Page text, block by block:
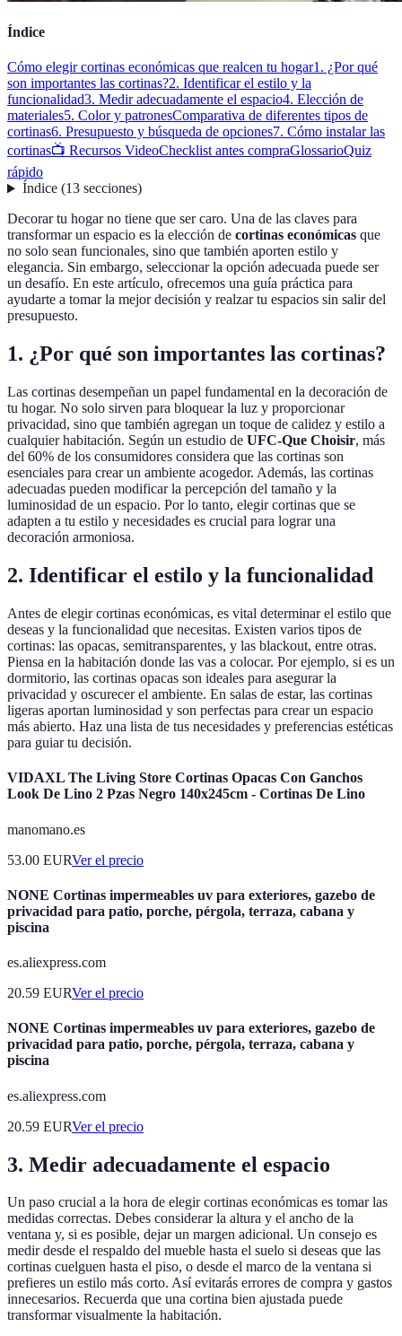
Índice
Cómo elegir cortinas económicas que realcen tu hogar1. ¿Por qué
son importantes las cortinas?2. Identificar el estilo y la
funcionalidad3. Medir adecuadamente el espacio4. Elección de
materiales5. Color y patronesComparativa de diferentes tipos de
cortinas6. Presupuesto y búsqueda de opciones7. Cómo instalar las
cortinas📺 Recursos VideoChecklist antes compraGlossarioQuiz
rápido
Índice(13 secciones)
Decorar tu hogar no tiene que ser caro. Una de las claves para
transformar un espacio es la elección de cortinas económicas que
no solo sean funcionales, sino que también aporten estilo y
elegancia. Sin embargo, seleccionar la opción adecuada puede ser
un desafío. En este artículo, ofrecemos una guía práctica para
ayudarte a tomar la mejor decisión y realzar tu espacios sin salir del
presupuesto.
1. ¿Por qué son importantes las cortinas?
Las cortinas desempeñan un papel fundamental en la decoración de
tu hogar. No solo sirven para bloquear la luz y proporcionar
privacidad, sino que también agregan un toque de calidez y estilo a
cualquier habitación. Según un estudio de UFC-Que Choisir, más
del 60% de los consumidores considera que las cortinas son
esenciales para crear un ambiente acogedor. Además, las cortinas
adecuadas pueden modificar la percepción del tamaño y la
luminosidad de un espacio. Por lo tanto, elegir cortinas que se
adapten a tu estilo y necesidades es crucial para lograr una
decoración armoniosa.
2. Identificar el estilo y la funcionalidad
Antes de elegir cortinas económicas, es vital determinar el estilo que
deseas y la funcionalidad que necesitas. Existen varios tipos de
cortinas: las opacas, semitransparentes, y las blackout, entre otras.
Piensa en la habitación donde las vas a colocar. Por ejemplo, si es un
dormitorio, las cortinas opacas son ideales para asegurar la
privacidad y oscurecer el ambiente. En salas de estar, las cortinas
ligeras aportan luminosidad y son perfectas para crear un espacio
más abierto. Haz una lista de tus necesidades y preferencias estéticas
para guiar tu decisión.
VIDAXL The Living Store Cortinas Opacas Con Ganchos
Look De Lino 2 Pzas Negro 140x245cm - Cortinas De Lino
manomano.es
53.00 EURVer el precio
NONE Cortinas impermeables uv para exteriores, gazebo de
privacidad para patio, porche, pérgola, terraza, cabana y
piscina
es.aliexpress.com
20.59 EURVer el precio
NONE Cortinas impermeables uv para exteriores, gazebo de
privacidad para patio, porche, pérgola, terraza, cabana y
piscina
es.aliexpress.com
20.59 EURVer el precio
3. Medir adecuadamente el espacio
Un paso crucial a la hora de elegir cortinas económicas es tomar las
medidas correctas. Debes considerar la altura y el ancho de la
ventana y, si es posible, dejar un margen adicional. Un consejo es
medir desde el respaldo del mueble hasta el suelo si deseas que las
cortinas cuelguen hasta el piso, o desde el marco de la ventana si
prefieres un estilo más corto. Así evitarás errores de compra y gastos
innecesarios. Recuerda que una cortina bien ajustada puede
transformar visualmente la habitación.